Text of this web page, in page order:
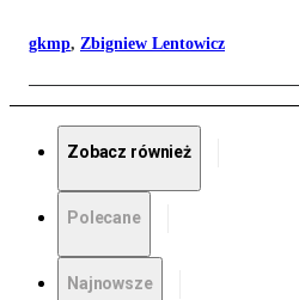
gkmp, Zbigniew Lentowicz
Zobacz również
Polecane
Najnowsze